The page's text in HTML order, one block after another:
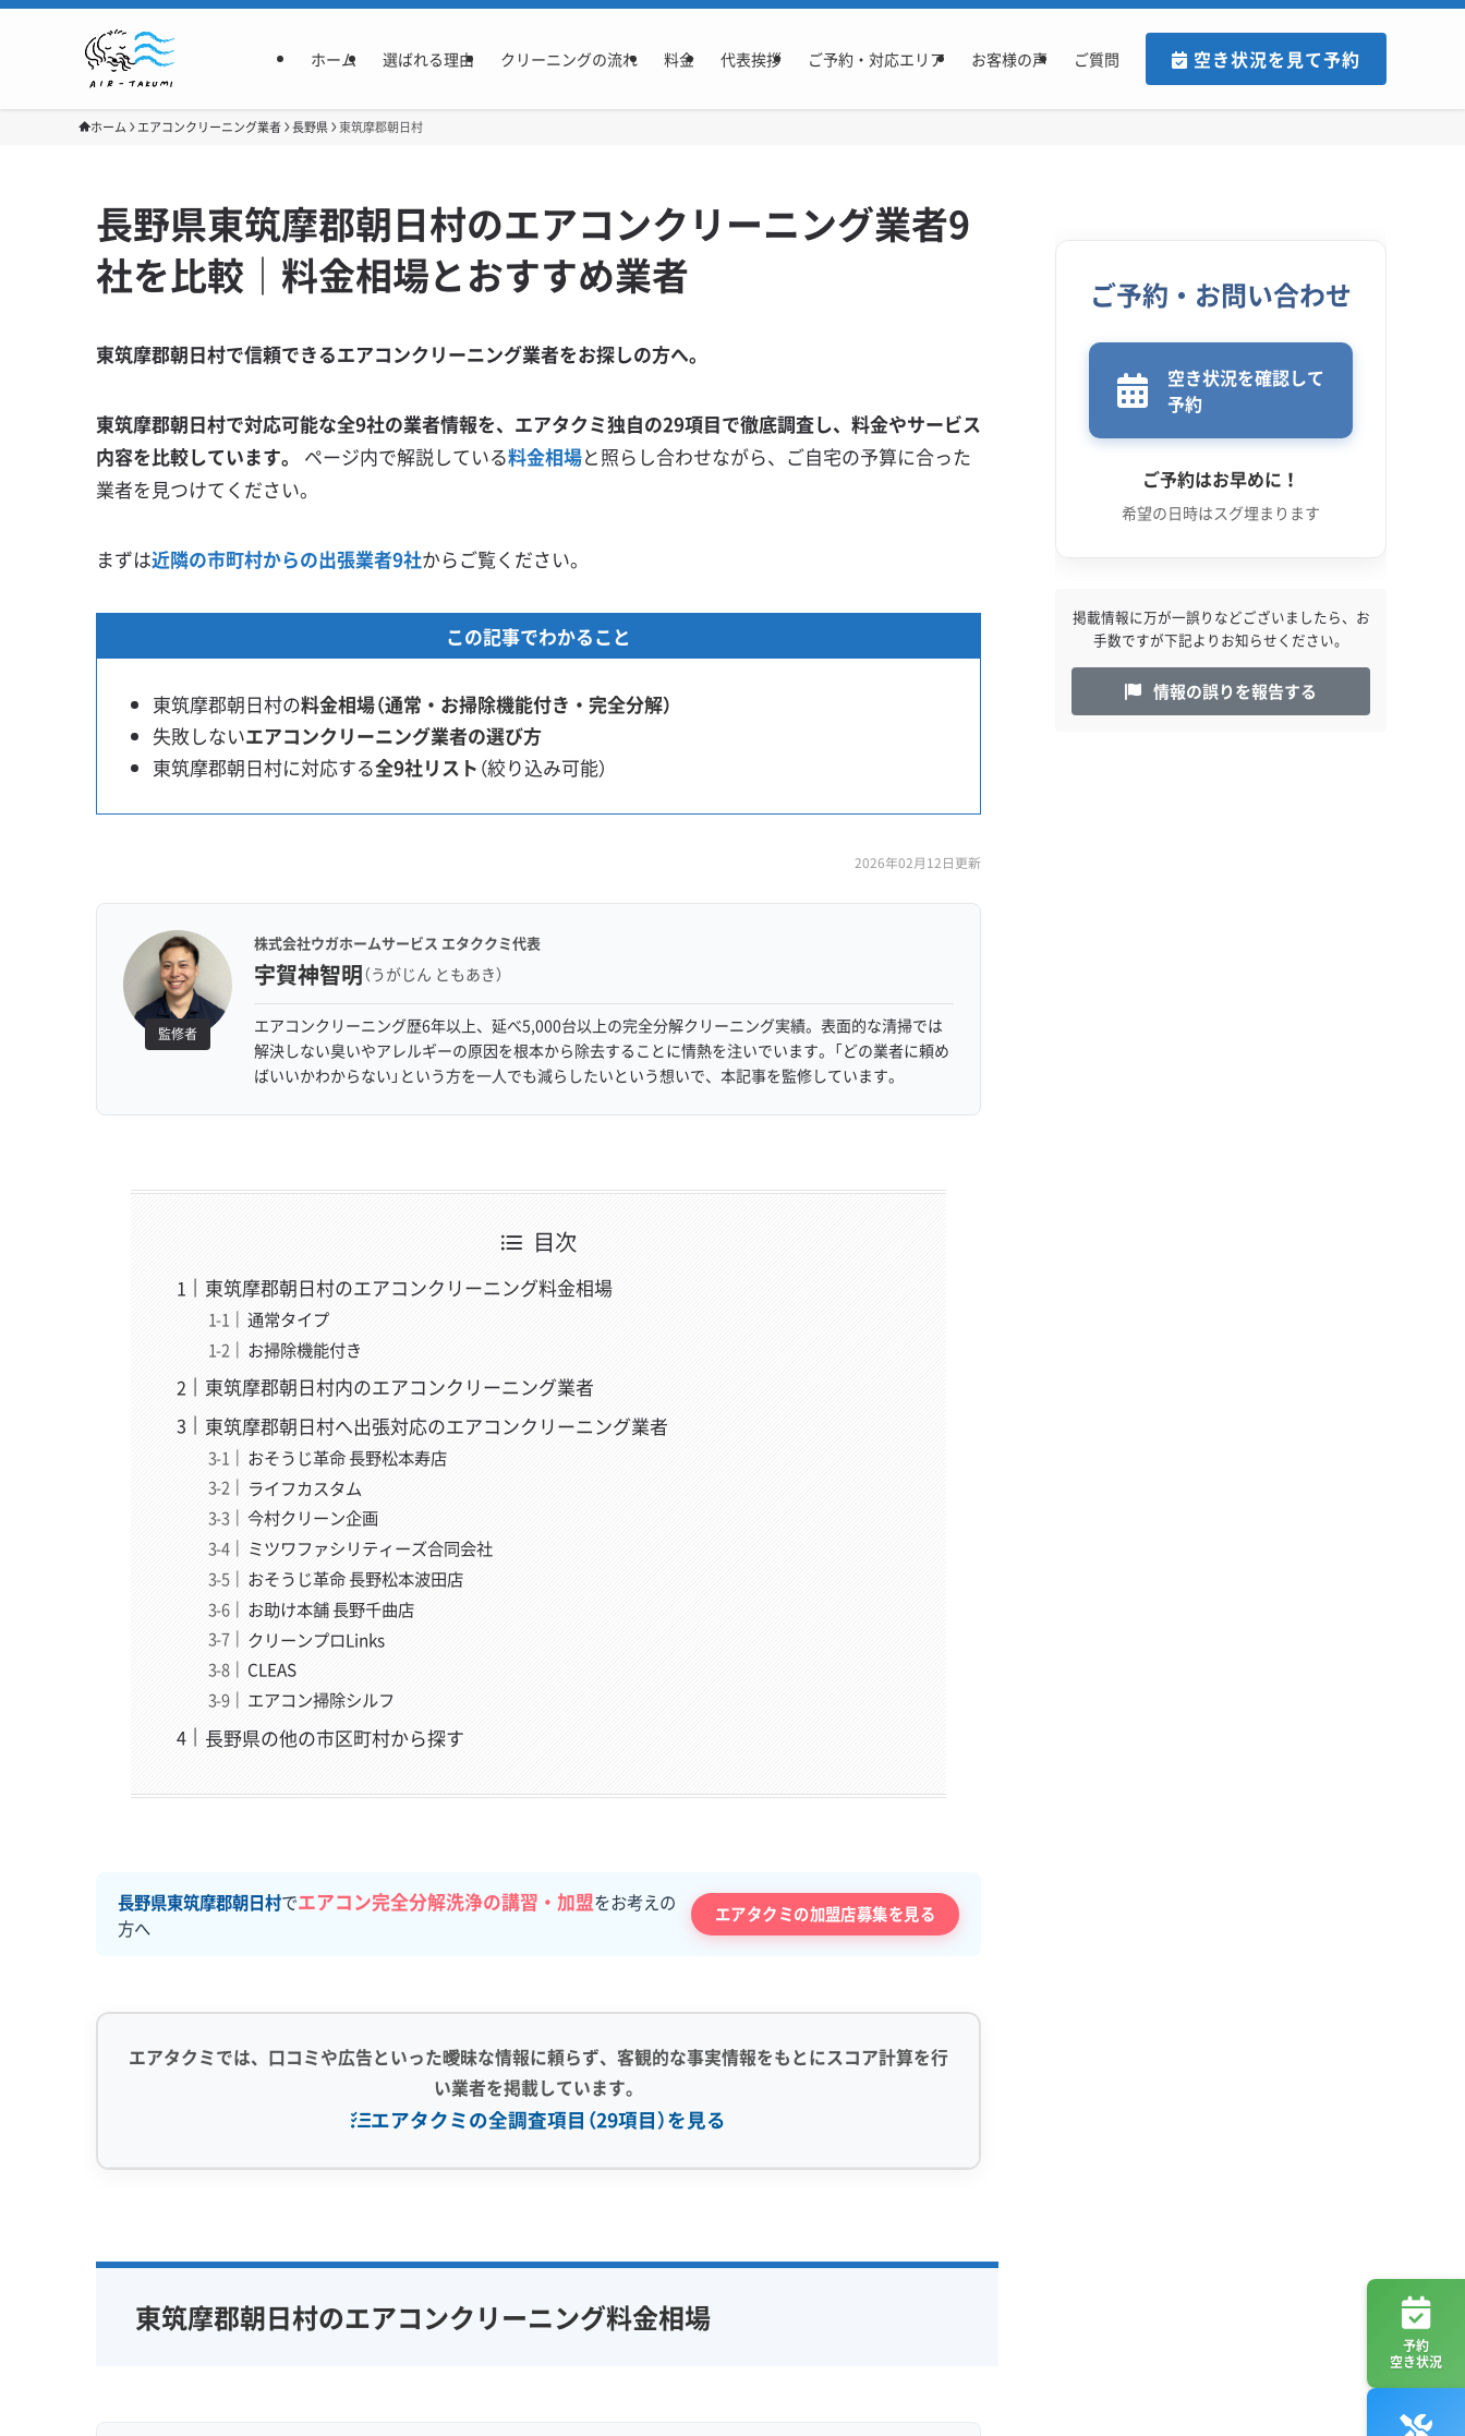
ホーム 選ばれる理由 クリーニングの流れ 料金 代表挨拶 ご予約・対応エリア お客様の声 ご質問 空き状況を見て予約
ホーム エアコンクリーニング業者 長野県 東筑摩郡朝日村
長野県東筑摩郡朝日村のエアコンクリーニング業者9
社を比較｜料金相場とおすすめ業者
東筑摩郡朝日村で信頼できるエアコンクリーニング業者をお探しの方へ。
東筑摩郡朝日村で対応可能な全9社の業者情報を、エアタクミ独自の29項目で徹底調査し、料金やサービス
内容を比較しています。
ページ内で解説している料金相場と照らし合わせながら、ご自宅の予算に合った
業者を見つけてください。
まずは近隣の市町村からの出張業者9社からご覧ください。
この記事でわかること
東筑摩郡朝日村の料金相場（通常・お掃除機能付き・完全分解）
失敗しないエアコンクリーニング業者の選び方
東筑摩郡朝日村に対応する全9社リスト （絞り込み可能）
2026年02月12日更新
監修者
株式会社ウガホームサービス エタククミ代表
宇賀神智明（うがじん ともあき）
エアコンクリーニング歴6年以上、延べ5,000台以上の完全分解クリーニング実績。表面的な清掃では
解決しない臭いやアレルギーの原因を根本から除去することに情熱を注いでいます。「どの業者に頼め
ばいいかわからない」という方を一人でも減らしたいという想いで、本記事を監修しています。
目次
東筑摩郡朝日村のエアコンクリーニング料金相場
通常タイプ
お掃除機能付き
東筑摩郡朝日村内のエアコンクリーニング業者
東筑摩郡朝日村へ出張対応のエアコンクリーニング業者
おそうじ革命 長野松本寿店
ライフカスタム
今村クリーン企画
ミツワファシリティーズ合同会社
おそうじ革命 長野松本波田店
お助け本舗 長野千曲店
クリーンプロLinks
CLEAS
エアコン掃除シルフ
長野県の他の市区町村から探す
長野県東筑摩郡朝日村でエアコン完全分解洗浄の講習・加盟をお考えの
方へ
エアタクミの加盟店募集を見る
エアタクミでは、口コミや広告といった曖昧な情報に頼らず、客観的な事実情報をもとにスコア計算を行
い業者を掲載しています。
エアタクミの全調査項目（29項目）を見る
完全分解洗浄
部分クリーニング
家庭用エアコン
業務用エアコン
保証付き
アフターフォロー
アレルギー対策
ハウスダスト除去
定額料金 複数台割引
初回割引
即日対応可能
東筑摩郡朝日村のエアコンクリーニング料金相場
ご予約・お問い合わせ
空き状況を確認して
予約
ご予約はお早めに！
希望の日時はスグ埋まります
掲載情報に万が一誤りなどございましたら、お
手数ですが下記よりお知らせください。
情報の誤りを報告する
予約
空き状況